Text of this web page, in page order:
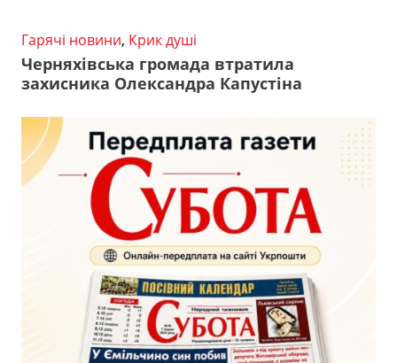
Гарячі новини, Крик душі
Черняхівська громада втратила
захисника Олександра Капустіна